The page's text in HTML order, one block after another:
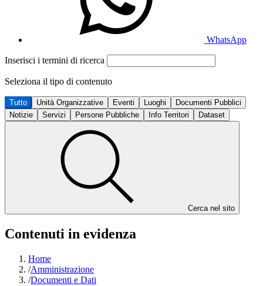
WhatsApp
Inserisci i termini di ricerca
Seleziona il tipo di contenuto
Tutto Unità Organizzative Eventi Luoghi
Documenti Pubblici
Notizie
Servizi Persone Pubbliche Info Territori Dataset
Cerca nel sito
Contenuti in evidenza
Home
/Amministrazione
/Documenti e Dati